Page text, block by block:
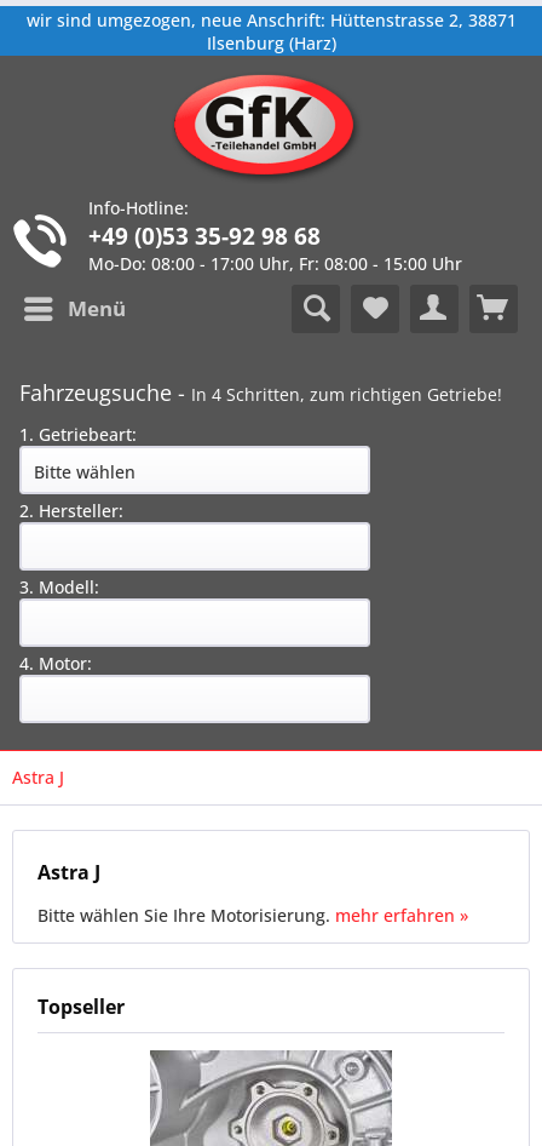
wir sind umgezogen, neue Anschrift: Hüttenstrasse 2, 38871
Ilsenburg (Harz)
Info-Hotline:
+49 (0)53 35-92 98 68
Mo-Do: 08:00 - 17:00 Uhr, Fr: 08:00 - 15:00 Uhr
Menü
Fahrzeugsuche - In 4 Schritten, zum richtigen Getriebe!
1. Getriebeart:
2. Hersteller:
3. Modell:
4. Motor:
Astra J
Astra J
Bitte wählen Sie Ihre Motorisierung. mehr erfahren »
Topseller